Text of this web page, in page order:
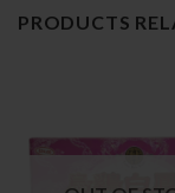
PRODUCTS